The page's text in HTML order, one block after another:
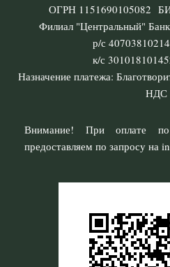
ОГРН 1151690105082
Филиал "Центральный"
р/с
к/с
Назначение платежа:
НДС
Внимание! При оплате
предоставляем по запросу на